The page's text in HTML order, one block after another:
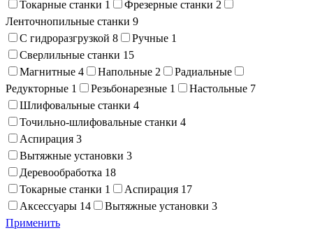
Токарные станки 1 Фрезерные станки 2
Ленточнопильные станки 9
С гидроразгрузкой 8 Ручные 1
Сверлильные станки 15
Магнитные 4 Напольные 2
Радиальные
Редукторные 1 Резьбонарезные 1 Настольные 7
Шлифовальные станки 4
Точильно-шлифовальные станки 4
Аспирация 3
Вытяжные установки 3
Деревообработка 18
Токарные станки 1 Аспирация 17
Аксессуары 14 Вытяжные установки 3
Применить